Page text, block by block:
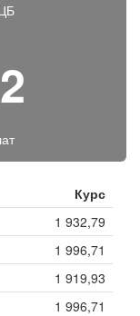
Курс
1 932,79
1 996,71
1 919,93
1 996,71